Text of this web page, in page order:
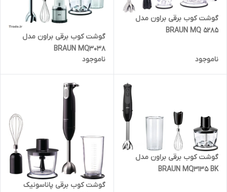
گوشت کوب برقی براون مدل
BRAUN MQ 5285
ناموجود
گوشت کوب برقی براون مدل
BRAUN MQ3038
ناموجود
گوشت کوب برقی براون مدل
BRAUN MQ3135 BK
گوشت کوب برقی پاناسونیک